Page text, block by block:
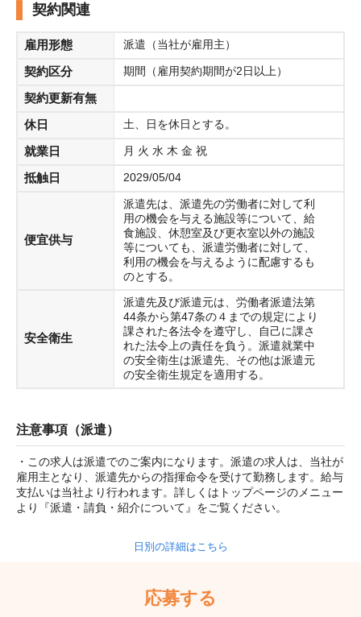
契約関連
雇用形態 派遣（当社が雇用主）
契約区分 期間（雇用契約期間が2日以上）
契約更新有無
休日
土、日を休日とする。
就業日 月 火 水 木 金 祝
抵触日 2029/05/04
便宜供与
派遣先は、派遣先の労働者に対して利
用の機会を与える施設等について、給
食施設、休憩室及び更衣室以外の施設
等についても、派遣労働者に対して、
利用の機会を与えるように配慮するも
のとする。
安全衛生
派遣先及び派遣元は、労働者派遣法第
44条から第47条の４までの規定により
課された各法令を遵守し、自己に課さ
れた法令上の責任を負う。派遣就業中
の安全衛生は派遣先、その他は派遣元
の安全衛生規定を適用する。
注意事項（派遣）
・この求人は派遣でのご案内になります。派遣の求人は、当社が
雇用主となり、派遣先からの指揮命令を受けて勤務します。給与
支払いは当社より行われます。詳しくはトップページのメニュー
より『派遣・請負・紹介について』をご覧ください。
日別の詳細はこちら
応募する